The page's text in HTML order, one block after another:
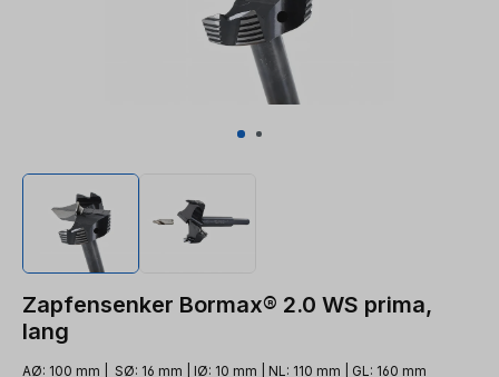
Zapfensenker Bormax® 2.0 WS prima,
lang
AØ: 100 mm | SØ: 16 mm | IØ: 10 mm | NL: 110 mm | GL: 160 mm